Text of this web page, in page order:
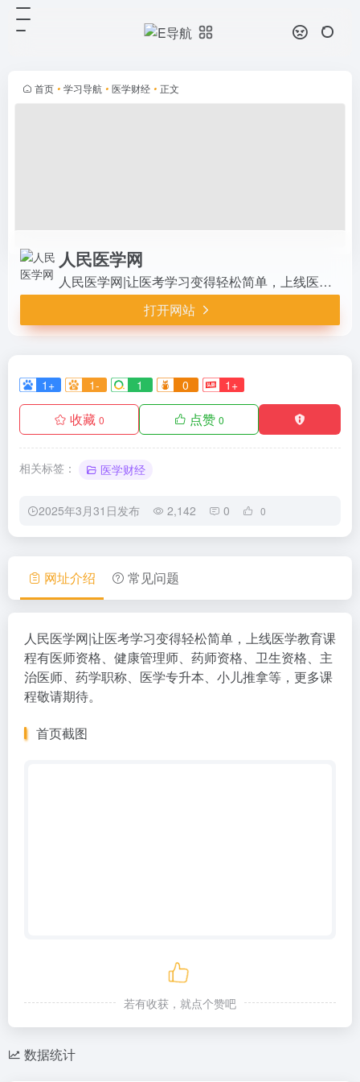
首页 • 学习导航 • 医学财经 • 正文
人民医学网
人民医学网|让医考学习变得轻松简单，上线医学教育课程有医师资格、健康管理师、药师资格、卫生资格、主治医师、药学职称、医学专升本、小儿推拿等，更多课程敬请期待。
打开网站
1+ 1- 1 0 1+
收藏 0 点赞 0
相关标签： 医学财经
2025年3月31日发布 2,142 0 0
健康管理师、药师资格、卫生资格、
主治医师、药学职称、医学专升本、
小儿推拿等，更多课程敬请期待。
网址介绍 常见问题
人民医学网|让医考学习变得轻松简单，上线医学教育课
程有医师资格、健康管理师、药师资格、卫生资格、主
治医师、药学职称、医学专升本、小儿推拿等，更多课
程敬请期待。
首页截图
若有收获，就点个赞吧
数据统计